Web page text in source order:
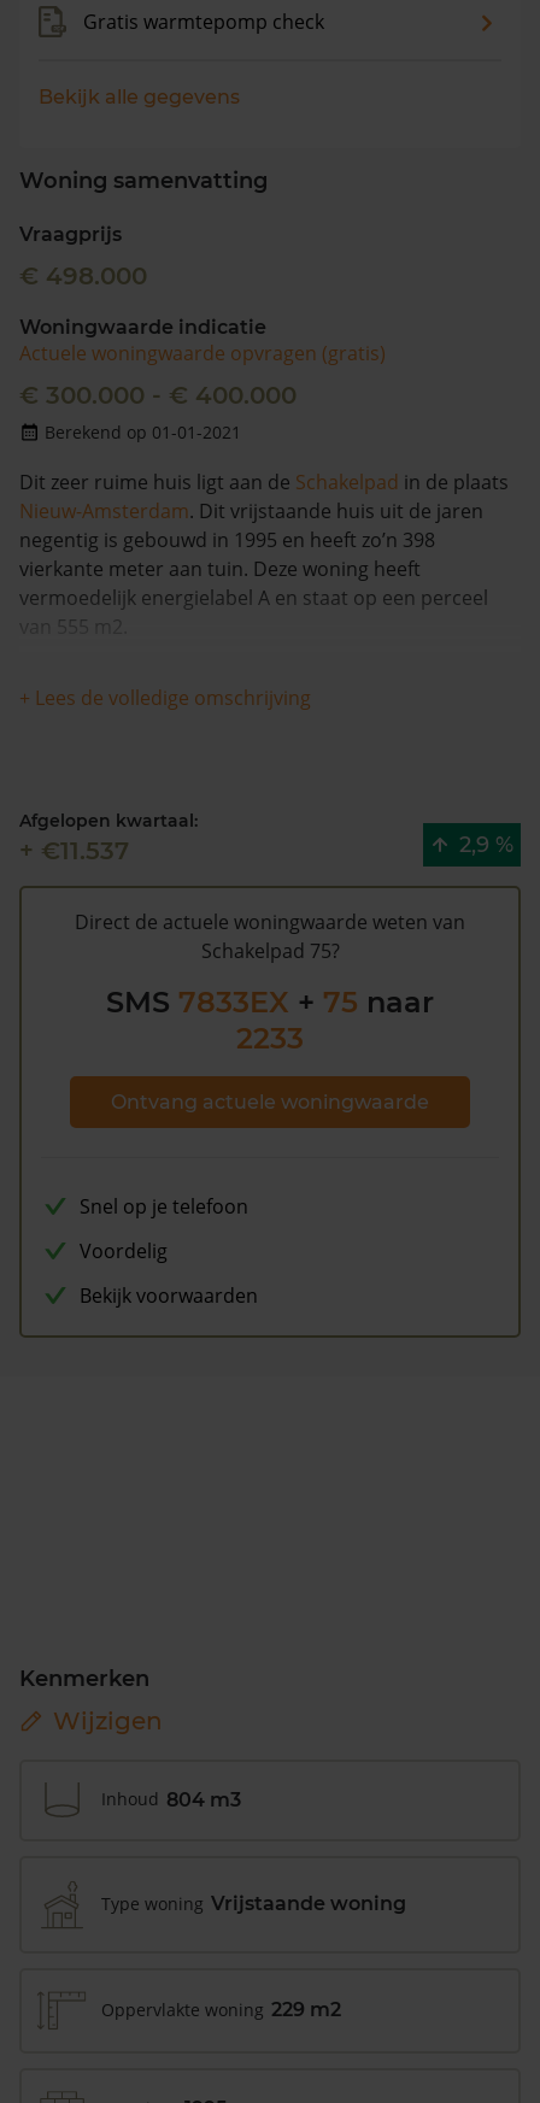
Gratis warmtepomp check
Bekijk alle gegevens
Woning samenvatting
Vraagprijs
€ 498.000
Woningwaarde indicatie
Actuele woningwaarde opvragen (gratis)
€ 300.000 - € 400.000
Berekend op 01-01-2021
Dit zeer ruime huis ligt aan de Schakelpad in de plaats
Nieuw-Amsterdam. Dit vrijstaande huis uit de jaren
negentig is gebouwd in 1995 en heeft zo’n 398
vierkante meter aan tuin. Deze woning heeft
vermoedelijk energielabel A en staat op een perceel
van 555 m2.
Deze vrijstaande woning heeft geen herleidbare
koopsominformatie en is met meer dan 9% in waarde
De gemeentelijke WOZ waarde van Schakelpad 75 is
€376.000 (2020). Volgens Kadasterdata is de kans
gemiddeld dat deze waarde te hoog is en dat er
bespaard zou kunnen worden op de gemeentelijke
belastingen. Met hetgratis WOZ alarm
op besparing. Schrijf uhiergratis in.
+ Lees de volledige omschrijving
Afgelopen kwartaal:
+ €11.537 2,9 %
Direct de actuele woningwaarde weten van
Schakelpad 75?
SMS 7833EX + 75 naar
2233
Ontvang actuele woningwaarde
Snel op je telefoon
Voordelig
Bekijk voorwaarden
Kenmerken
Wijzigen
Inhoud 804 m3
Type woning Vrijstaande woning
Oppervlakte woning 229 m2